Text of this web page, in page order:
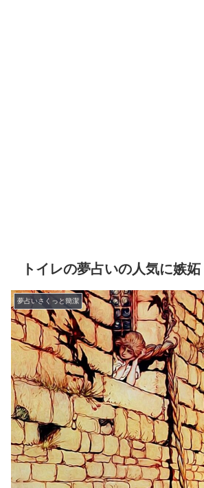
トイレの夢占いの人気に嫉妬
夢占いさくっと簡潔